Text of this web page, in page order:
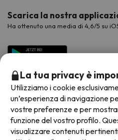
Scarica la nostra
Ha ottenuto una media di 4,6/5 su
Metodi di pagamento disponibili
La tua privacy è
Utilizziamo i cookie
un’esperienza di navigazione
vostre preferenze e per
funzione del vostro profilo.
visualizzare contenuti